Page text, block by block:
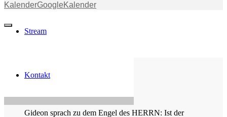
Stream
Kontakt
KalenderGoogleKalender
Gideon sprach zu dem Engel des HERRN: Ist der